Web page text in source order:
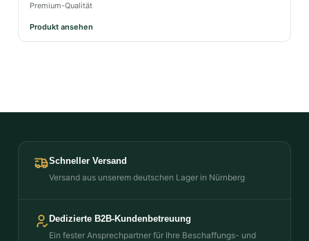
Premium-Qualität
Produkt ansehen
Schneller Versand
Versand aus unserem deutschen Lager in Nürnberg
Dedizierte B2B-Kundenbetreuung
Ein fester Ansprechpartner für Ihre Beschaffungs- und